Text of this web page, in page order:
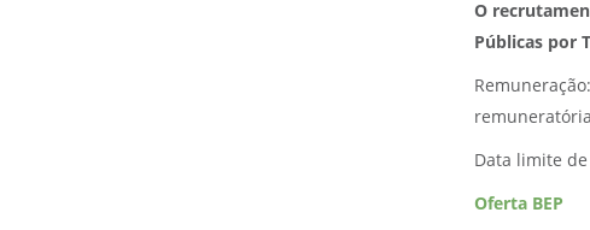
O
Públicas por
Data limite
Oferta BEP